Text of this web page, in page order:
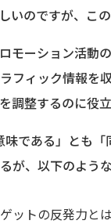
のですが、こ
モーション活動
フィック情報
整するのに役
である」とも
が、以下のよう
ットの反発力と